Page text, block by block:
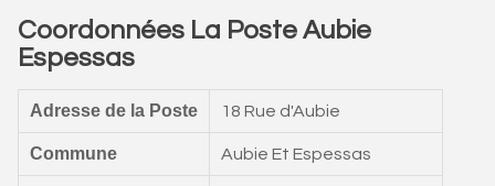
Coordonnées La Poste Aubie
Espessas
Adresse de la Poste 18 Rue d'Aubie
Commune Aubie Et Espessas